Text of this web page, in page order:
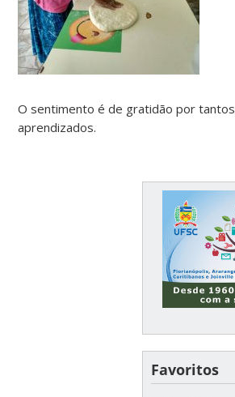
O sentimento é de gratidão por tantos
aprendizados.
Favoritos